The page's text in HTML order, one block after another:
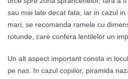
sau mai late decat fata, iar in cazul
mari, se recomanda ramele cu
rotunde, care confera lentilelor un
Un alt aspect important consta in
pe nas. In cazul copiilor, piramida